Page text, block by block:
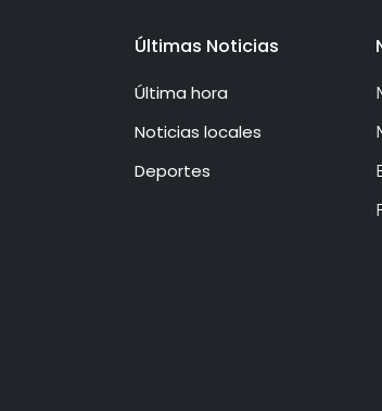
Últimas Noticias
Última hora
Noticias locales
Deportes